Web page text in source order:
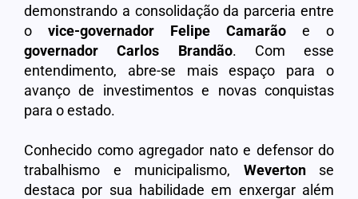
demonstrando a consolidação da parceria entre
o vice-governador Felipe Camarão e o
governador Carlos Brandão. Com esse
entendimento, abre-se mais espaço para o
avanço de investimentos e novas conquistas
para o estado.
Conhecido como agregador nato e defensor do
trabalhismo e municipalismo, Wevertonse
destaca por sua habilidade em enxergar além